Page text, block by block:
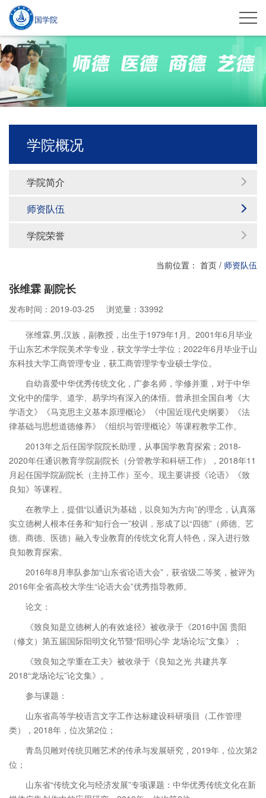
国学院
学院概况
学院简介
师资队伍
学院荣誉
当前位置： 首页 / 师资队伍
张维霖 副院长
发布时间：2019-03-25 浏览量：33992
张维霖,男,汉族，副教授，出生于1979年1月。2001年6月毕业
于山东艺术学院美术学专业，获文学学士学位；2022年6月毕业于山
东科技大学工商管理专业，获工商管理学专业硕士学位。
自幼喜爱中华优秀传统文化，广参名师，学修并重，对于中华
文化中的儒学、道学、易学均有深入的体悟。曾承担全国自考《大
学语文》《马克思主义基本原理概论》《中国近现代史纲要》《法
律基础与思想道德修养》《组织与管理概论》等课程教学工作。
2013年之后任国学院院长助理，从事国学教育探索；2018-
2020年任通识教育学院副院长（分管教学和科研工作），2018年11
月起任国学院副院长（主持工作）至今。现主要讲授《论语》《致
良知》等课程。
在教学上，提倡“以通识为基础，以良知为方向”的理念，认真落
实立德树人根本任务和“知行合一”校训，形成了以“四德”（师德、艺
德、商德、医德）融入专业教育的传统文化育人特色，深入进行致
良知教育探索。
2016年8月率队参加“山东省论语大会”，获省级二等奖，被评为
2016年全省高校大学生“论语大会”优秀指导教师。
论文：
《致良知是立德树人的有效途径》被收录于《2016中国 贵阳
（修文）第五届国际阳明文化节暨“阳明心学 龙场论坛”文集》；
《致良知之学重在工夫》被收录于《良知之光 共建共享
2018“龙场论坛”论文集》。
参与课题：
山东省高等学校语言文字工作达标建设科研项目（工作管理
类），2018年，位次第2位；
青岛贝雕对传统贝雕艺术的传承与发展研究，2019年，位次第2
位；
山东省“传统文化与经济发展”专项课题：中华优秀传统文化在新